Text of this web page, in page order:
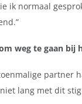
ik normaal
weg te gaan bij
partner
lang met dit